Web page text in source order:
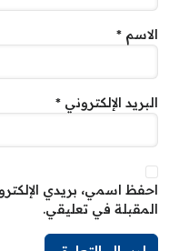
الاسم *
البريد الإلكتروني *
احفظ اسمي، بريدي
المقبلة في تعليقي.